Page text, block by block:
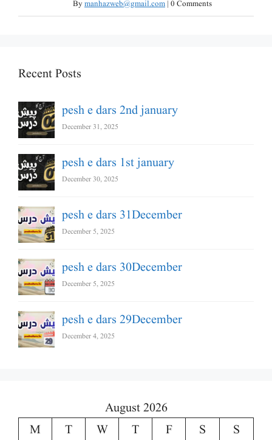
Bymanhazweb@gmail.com | 0 Comments
Recent Posts
pesh e dars 2nd january
December 31, 2025
pesh e dars 1st january
December 30, 2025
pesh e dars 31December
December 5, 2025
pesh e dars 30December
December 5, 2025
pesh e dars 29December
December 4, 2025
August 2026
M
T W T F S
S